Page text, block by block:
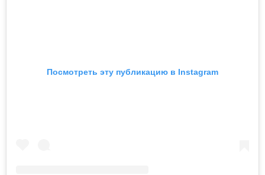
Посмотреть эту публикацию в Instagram